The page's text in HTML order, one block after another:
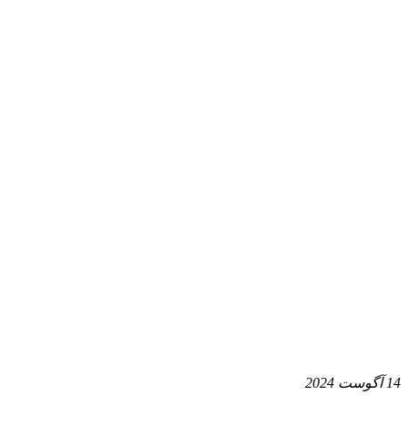
14 آگوست 2024